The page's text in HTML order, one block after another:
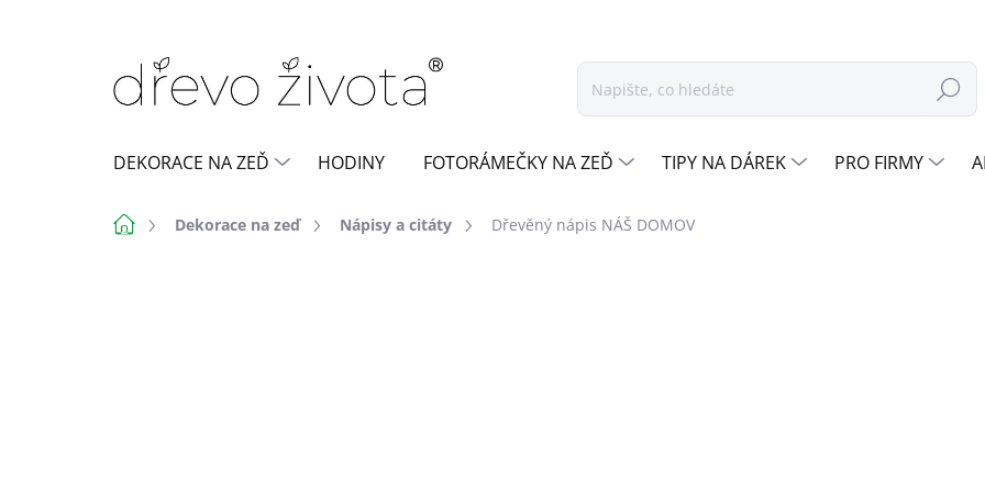
Hledat
DEKORACE NA ZEĎ HODINY FOTORÁMEČKY NA ZEĎ TIPY NA DÁREK PRO FIRMY
DomůDekorace na zeď Nápisy a citáty Dřevěný nápis NÁŠ DOMOV